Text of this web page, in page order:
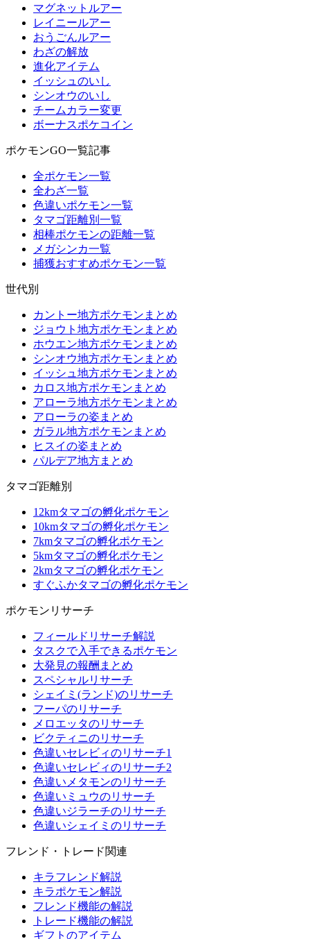
マグネットルアー
レイニールアー
おうごんルアー
わざの解放
進化アイテム
イッシュのいし
シンオウのいし
チームカラー変更
ボーナスポケコイン
ポケモンGO一覧記事
全ポケモン一覧
全わざ一覧
色違いポケモン一覧
タマゴ距離別一覧
相棒ポケモンの距離一覧
メガシンカ一覧
捕獲おすすめポケモン一覧
世代別
カントー地方ポケモンまとめ
ジョウト地方ポケモンまとめ
ホウエン地方ポケモンまとめ
シンオウ地方ポケモンまとめ
イッシュ地方ポケモンまとめ
カロス地方ポケモンまとめ
アローラ地方ポケモンまとめ
アローラの姿まとめ
ガラル地方ポケモンまとめ
ヒスイの姿まとめ
パルデア地方まとめ
タマゴ距離別
12kmタマゴの孵化ポケモン
10kmタマゴの孵化ポケモン
7kmタマゴの孵化ポケモン
5kmタマゴの孵化ポケモン
2kmタマゴの孵化ポケモン
すぐふかタマゴの孵化ポケモン
ポケモンリサーチ
フィールドリサーチ解説
タスクで入手できるポケモン
大発見の報酬まとめ
スペシャルリサーチ
シェイミ(ランド)のリサーチ
フーパのリサーチ
メロエッタのリサーチ
ビクティニのリサーチ
色違いセレビィのリサーチ1
色違いセレビィのリサーチ2
色違いメタモンのリサーチ
色違いミュウのリサーチ
色違いジラーチのリサーチ
色違いシェイミのリサーチ
フレンド・トレード関連
キラフレンド解説
キラポケモン解説
フレンド機能の解説
トレード機能の解説
ギフトのアイテム